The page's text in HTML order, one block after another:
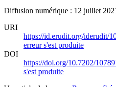
Diffusion numérique : 12 juillet
URI
https://id.erudit.org/iderudit/
erreur s'est produite
DOI
https://doi.org/10.7202/
s'est produite